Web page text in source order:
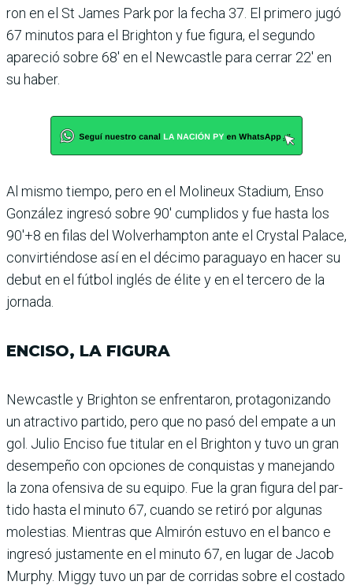
ron en el St James Park por la fecha 37. El primero jugó
67 minutos para el Brighton y fue figura, el segundo
apare­ció sobre 68′ en el Newcastle para cerrar 22′ en
su haber.
Al mismo tiempo, pero en el Molineux Stadium, Enso
Gon­zález ingresó sobre 90′ cum­plidos y fue hasta los
90′+8 en filas del Wolverhampton ante el Crystal Palace,
con­virtiéndose así en el décimo paraguayo en hacer su
debut en el fútbol inglés de élite y en el tercero de la
jornada.
ENCISO, LA FIGURA
Newcastle y Brighton se enfrentaron, protago­nizando
un atractivo partido, pero que no pasó del empate a un
gol. Julio Enciso fue titular en el Brigh­ton y tuvo un gran
desempeño con opcio­nes de conquistas y manejando
la zona ofensiva de su equipo. Fue la gran figura del par­
tido hasta el minuto 67, cuando se retiró por algunas
molestias. Mien­tras que Almirón estuvo en el banco e
ingresó jus­tamente en el minuto 67, en lugar de Jacob
Murphy. Miggy tuvo un par de corri­das sobre el costado